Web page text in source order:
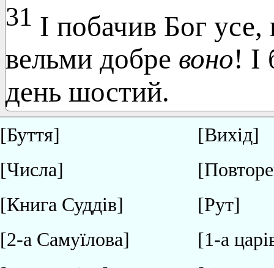
31 І побачив Бог
вельми добре воно! І
день шостий.
[Буття]
[Вихід]
[Числа]
[Книга Суддів]
[Рут]
[2-а Самуїлова]
[1-а